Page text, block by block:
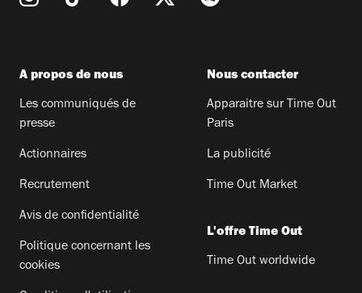
A propos de nous
Les communiqués de
presse
Actionnaires
Recrutement
Avis de confidentialité
Politique concernant les
cookies
Nous contacter
Apparaitre sur Time Out
Paris
La publicité
Time Out Market
L'offre Time Out
Time Out worldwide